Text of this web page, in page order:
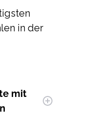
in der
mit